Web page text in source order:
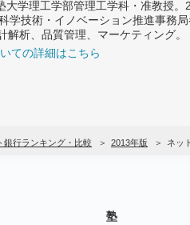
大学理工学部管理工学科・准教授。
学技術・イノベーション推進事務
解析、品質管理、マーケティング。
ての詳細はこちら
銀行ランキング・比較 2013年版 ネッ
塾